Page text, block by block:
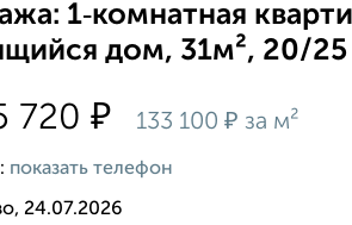
1‑комнатная
дом, 31м², 20/
720₽ 133 100₽ за м²
показать телефон
24.07.2026